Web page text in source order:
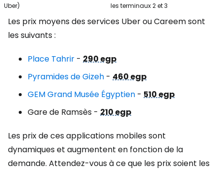
Uber)
les terminaux 2 et 3
Les prix moyens des services Uber ou Careem sont
les suivants :
Place Tahrir - 290 egp
Pyramides de Gizeh - 460 egp
GEM Grand Musée Égyptien - 510 egp
Gare de Ramsès - 210 egp
Les prix de ces applications mobiles sont
dynamiques et augmentent en fonction de la
demande. Attendez-vous à ce que les prix soient les